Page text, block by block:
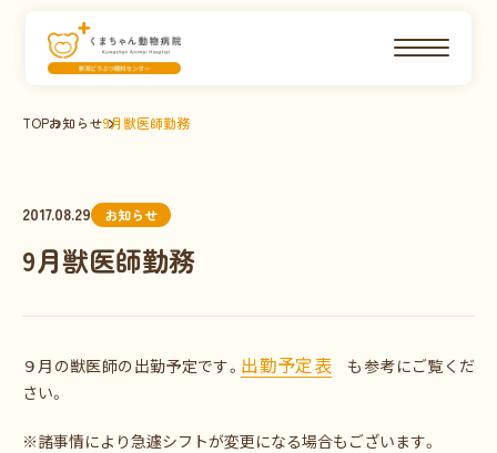
TOPお知らせ9月獣医師勤務
2017.08.29 お知らせ
9月獣医師勤務
９月の獣医師の出勤予定です。 出勤予定表 も参考にご覧くだ
さい。
※諸事情により急遽シフトが変更になる場合もございます。